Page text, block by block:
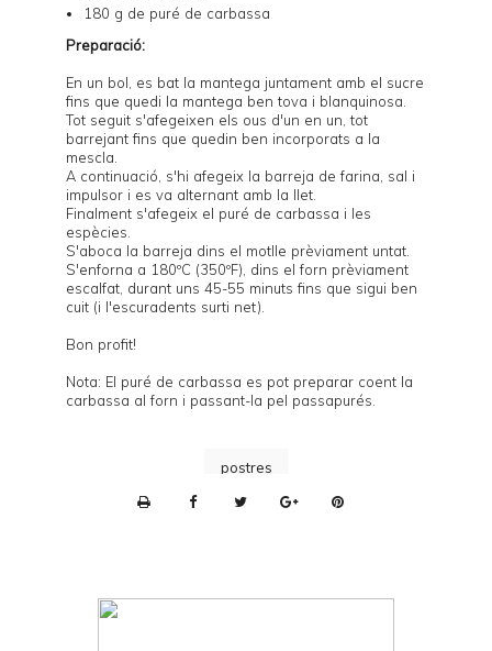
180 g de puré de carbassa
Preparació:
En un bol, es bat la mantega juntament amb el sucre
fins que quedi la mantega ben tova i blanquinosa.
Tot seguit s'afegeixen els ous d'un en un, tot
barrejant fins que quedin ben incorporats a la
mescla.
A continuació, s'hi afegeix la barreja de farina, sal i
impulsor i es va alternant amb la llet.
Finalment s'afegeix el puré de carbassa i les
espècies.
S'aboca la barreja dins el motlle prèviament untat.
S'enforna a 180ºC (350ºF), dins el forn prèviament
escalfat, durant uns 45-55 minuts fins que sigui ben
cuit (i l'escuradents surti net).
Bon profit!
Nota: El puré de carbassa es pot preparar coent la
carbassa al forn i passant-la pel passapurés.
postres
n